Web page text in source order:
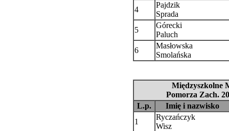
4
Pajdzik
Sprada
5
Górecki
Paluch
6
Masłowska
Smolańska
Międzyszkolne
Pomorza Zach.
L.p.
Imię i nazwisko
1
Ryczańczyk
Wisz